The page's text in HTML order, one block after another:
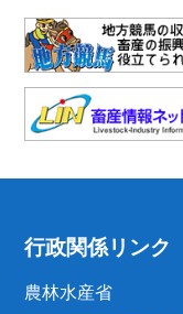
行政関係リンク
農林水産省